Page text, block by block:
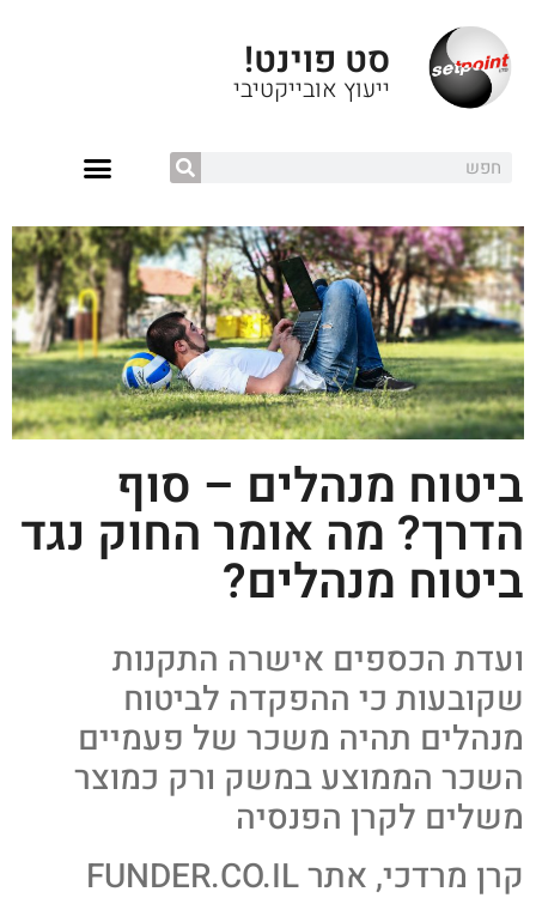
סט פוינט!
ייעוץ אובייקטיבי
ביטוח מנהלים – סוף
הדרך? מה אומר החוק נגד
ביטוח מנהלים?
ועדת הכספים אישרה התקנות
שקובעות כי ההפקדה לביטוח
מנהלים תהיה משכר של פעמיים
השכר הממוצע במשק ורק כמוצר
משלים לקרן הפנסיה
קרן מרדכי, אתר FUNDER.CO.IL